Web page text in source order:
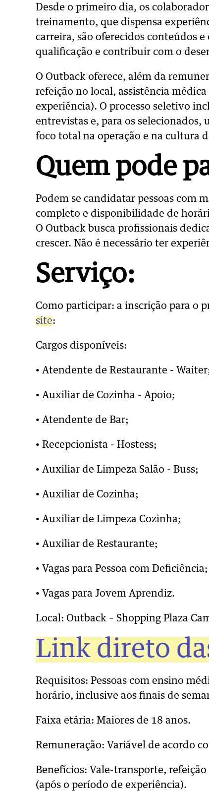
Desde o primeiro dia, os
treinamento, que dispensa
carreira, são oferecidos conteúdos
qualificação e contribuir com o
O Outback oferece, além da
refeição no local, assistência
experiência). O processo seletivo
entrevistas e, para os
foco total na operação e na cultura
Quem pode
Podem se candidatar pessoas com
completo e disponibilidade de
O Outback busca profissionais
crescer. Não é necessário ter
Serviço:
Como participar: a inscrição para o
site:
Cargos disponíveis:
• Atendente de Restaurante -
• Auxiliar de Cozinha - Apoio;
• Atendente de Bar;
• Recepcionista - Hostess;
• Auxiliar de Limpeza Salão - Buss;
• Auxiliar de Cozinha;
• Auxiliar de Limpeza Cozinha;
• Auxiliar de Restaurante;
• Vagas para Pessoa com Deficiência;
• Vagas para Jovem Aprendiz.
Local: Outback – Shopping Plaza
Link direto
Requisitos: Pessoas com ensino
horário, inclusive aos finais de
Faixa etária: Maiores de 18 anos.
Remuneração: Variável de acordo
Benefícios: Vale-transporte,
(após o período de experiência).